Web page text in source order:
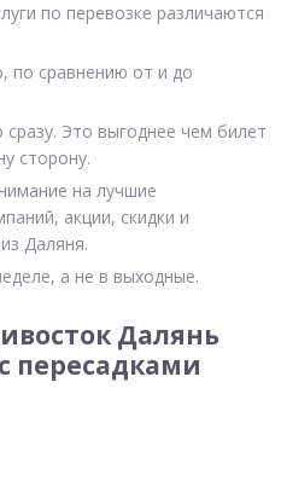
по перевозке различаются
по сравнению от и до
Это выгоднее чем билет
сторону.
на лучшие
акции, скидки и
Даляня.
а не в выходные.
Далянь
пересадками